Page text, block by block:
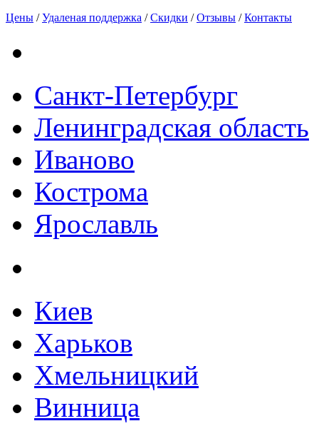
Цены /Удаленая поддержка /Скидки /Отзывы /Контакты
Санкт-Петербург
Ленинградская область
Иваново
Кострома
Ярославль
Киев
Харьков
Хмельницкий
Винница